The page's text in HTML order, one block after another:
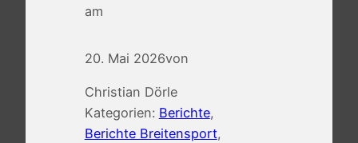
am
20. Mai 2026von
Christian Dörle
Kategorien: Berichte
Berichte Breitensport